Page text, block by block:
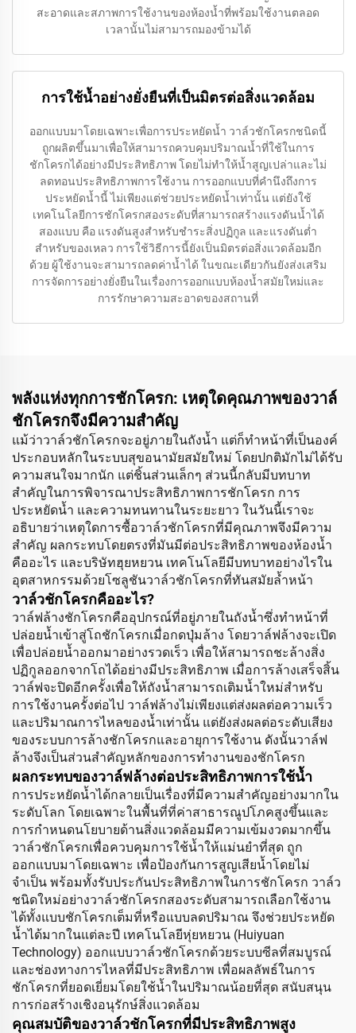
สะอาดและสภาพการใช้งานของห้องน้ำที่พร้อมใช้งานตลอด
เวลานั้นไม่สามารถมองข้ามได้
การใช้น้ำอย่างยั่งยืนที่เป็นมิตรต่อสิ่งแวดล้อม
ออกแบบมาโดยเฉพาะเพื่อการประหยัดน้ำ วาล์วชักโครกชนิดนี้
ถูกผลิตขึ้นมาเพื่อให้สามารถควบคุมปริมาณน้ำที่ใช้ในการ
ชักโครกได้อย่างมีประสิทธิภาพ โดยไม่ทำให้น้ำสูญเปล่าและไม่
ลดทอนประสิทธิภาพการใช้งาน การออกแบบที่คำนึงถึงการ
ประหยัดน้ำนี้ ไม่เพียงแต่ช่วยประหยัดน้ำเท่านั้น แต่ยังใช้
เทคโนโลยีการชักโครกสองระดับที่สามารถสร้างแรงดันน้ำได้
สองแบบ คือ แรงดันสูงสำหรับชำระสิ่งปฏิกูล และแรงดันต่ำ
สำหรับของเหลว การใช้วิธีการนี้ยังเป็นมิตรต่อสิ่งแวดล้อมอีก
ด้วย ผู้ใช้งานจะสามารถลดค่าน้ำได้ ในขณะเดียวกันยังส่งเสริม
การจัดการอย่างยั่งยืนในเรื่องการออกแบบห้องน้ำสมัยใหม่และ
การรักษาความสะอาดของสถานที่
พลังแห่งทุกการชักโครก: เหตุใดคุณภาพของวาล์
ชักโครกจึงมีความสำคัญ
แม้ว่าวาล์วชักโครกจะอยู่ภายในถังน้ำ แต่ก็ทำหน้าที่เป็นองค์
ประกอบหลักในระบบสุขอนามัยสมัยใหม่ โดยปกติมักไม่ได้รับ
ความสนใจมากนัก แต่ชิ้นส่วนเล็กๆ ส่วนนี้กลับมีบทบาท
สำคัญในการพิจารณาประสิทธิภาพการชักโครก การ
ประหยัดน้ำ และความทนทานในระยะยาว ในวันนี้เราจะ
อธิบายว่าเหตุใดการซื้อวาล์วชักโครกที่มีคุณภาพจึงมีความ
สำคัญ ผลกระทบโดยตรงที่มันมีต่อประสิทธิภาพของห้องน้ำ
คืออะไร และบริษัทฮุยหยวน เทคโนโลยีมีบทบาทอย่างไรใน
อุตสาหกรรมด้วยโซลูชันวาล์วชักโครกที่ทันสมัยล้ำหน้า
วาล์วชักโครกคืออะไร?
วาล์ฟล้างชักโครกคืออุปกรณ์ที่อยู่ภายในถังน้ำซึ่งทำหน้าที่
ปล่อยน้ำเข้าสู่โถชักโครกเมื่อกดปุ่มล้าง โดยวาล์ฟล้างจะเปิด
เพื่อปล่อยน้ำออกมาอย่างรวดเร็ว เพื่อให้สามารถชะล้างสิ่ง
ปฏิกูลออกจากโถได้อย่างมีประสิทธิภาพ เมื่อการล้างเสร็จสิ้น
วาล์ฟจะปิดอีกครั้งเพื่อให้ถังน้ำสามารถเติมน้ำใหม่สำหรับ
การใช้งานครั้งต่อไป วาล์ฟล้างไม่เพียงแต่ส่งผลต่อความเร็ว
และปริมาณการไหลของน้ำเท่านั้น แต่ยังส่งผลต่อระดับเสียง
ของระบบการล้างชักโครกและอายุการใช้งาน ดังนั้นวาล์ฟ
ล้างจึงเป็นส่วนสำคัญหลักของการทำงานของชักโครก
ผลกระทบของวาล์ฟล้างต่อประสิทธิภาพการใช้น้ำ
การประหยัดน้ำได้กลายเป็นเรื่องที่มีความสำคัญอย่างมากใน
ระดับโลก โดยเฉพาะในพื้นที่ที่ค่าสาธารณูปโภคสูงขึ้นและ
การกำหนดนโยบายด้านสิ่งแวดล้อมมีความเข้มงวดมากขึ้น
วาล์วชักโครกเพื่อควบคุมการใช้น้ำให้แม่นยำที่สุด ถูก
ออกแบบมาโดยเฉพาะ เพื่อป้องกันการสูญเสียน้ำโดยไม่
จำเป็น พร้อมทั้งรับประกันประสิทธิภาพในการชักโครก วาล์ว
ชนิดใหม่อย่างวาล์วชักโครกสองระดับสามารถเลือกใช้งาน
ได้ทั้งแบบชักโครกเต็มที่หรือแบบลดปริมาณ จึงช่วยประหยัด
น้ำได้มากในแต่ละปี เทคโนโลยีหุ่ยหยวน (Huiyuan
Technology) ออกแบบวาล์วชักโครกด้วยระบบซีลที่สมบูรณ์
และช่องทางการไหลที่มีประสิทธิภาพ เพื่อผลลัพธ์ในการ
ชักโครกที่ยอดเยี่ยมโดยใช้น้ำในปริมาณน้อยที่สุด สนับสนุน
การก่อสร้างเชิงอนุรักษ์สิ่งแวดล้อม
คุณสมบัติของวาล์วชักโครกที่มีประสิทธิภาพสูง